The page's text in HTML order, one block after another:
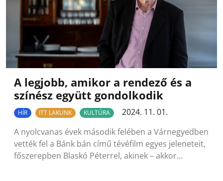
A legjobb, amikor a rendező és a
színész együtt gondolkodik
HÍR ITT LAKUNK KULTÚRA
2024. 11. 01.
A nyolcvanas évek második felében a Várnegyedben
vették fel a Bánk bán című tévéfilm egyes jeleneteit,
főszerepben Blaskó Péterrel, akinek – akkor…